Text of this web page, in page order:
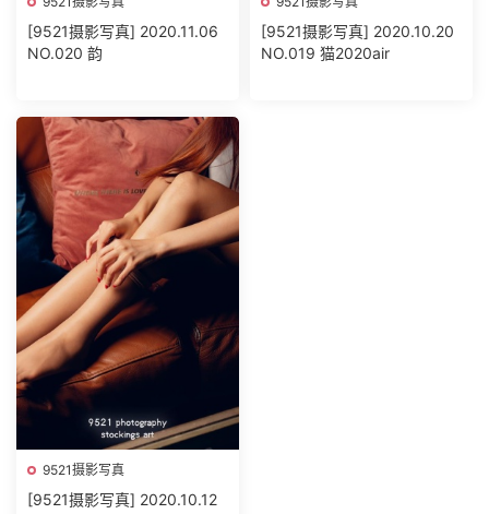
[9521摄影写真] 2020.11.06
NO.020 韵
[9521摄影写真] 2020.10.20
NO.019 猫2020air
9521摄影写真
[9521摄影写真] 2020.10.12